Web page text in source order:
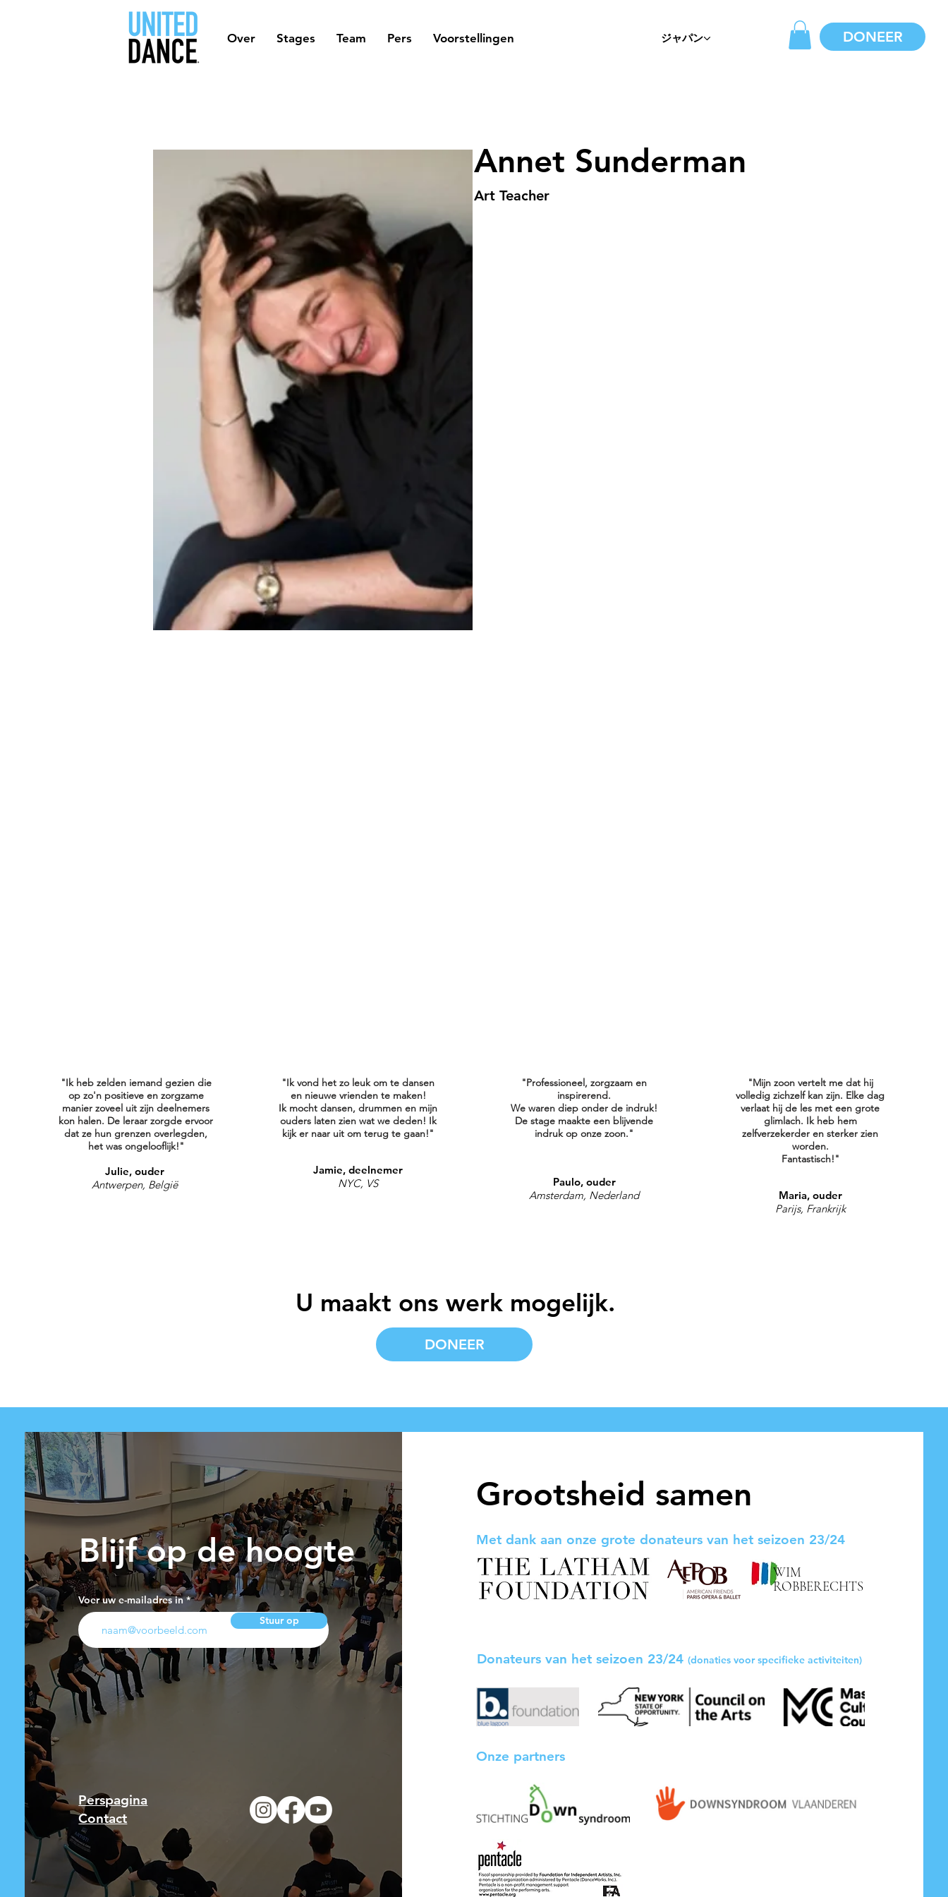
Over Stages Team Pers Voorstellingen ジャパン DONEER
Annet Sunderman
Art Teacher
"Ik heb zelden iemand gezien die
op zo'n positieve en zorgzame
manier zoveel uit zijn deelnemers
kon halen. De leraar zorgde ervoor
dat ze hun grenzen overlegden,
het was ongelooflijk!"
Julie, ouder
Antwerpen, België
"Ik vond het zo leuk om te dansen
en nieuwe vrienden te maken!
Ik mocht dansen, drummen en mijn
ouders laten zien wat we deden! Ik
kijk er naar uit om terug te gaan!"
Jamie, deelnemer
NYC, VS
"Professioneel, zorgzaam en
inspirerend.
We waren diep onder de indruk!
De stage maakte een blijvende
indruk op onze zoon."
Paulo, ouder
Amsterdam, Nederland
"Mijn zoon vertelt me dat hij
volledig zichzelf kan zijn. Elke dag
verlaat hij de les met een grote
glimlach. Ik heb hem
zelfverzekerder en sterker zien
worden.
Fantastisch!"
Maria, ouder
Parijs, Frankrijk
U maakt ons werk mogelijk.
DONEER
Blijf op de hoogte
Voer uw e-mailadres in
Stuur op
Perspagina
Contact
Grootsheid samen
Met dank aan onze grote donateurs van het seizoen 23/24
WIM
ROBBERECHTS
Donateurs van het seizoen 23/24(donaties voor specifieke activiteiten)
Onze partners